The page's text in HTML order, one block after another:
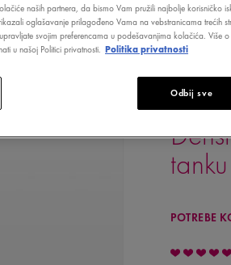
TANKU I SLABU KOSU
DERCOS
POTREBE
naših partnera, da bismo Vam pružili najbolje korisničko
oglašavanje prilagođeno Vama na vebstranicama trećih
svojim preferencama u podešavanjima kolačića. Više
u našoj Politici privatnosti. Politika privatnosti
Odbij sve